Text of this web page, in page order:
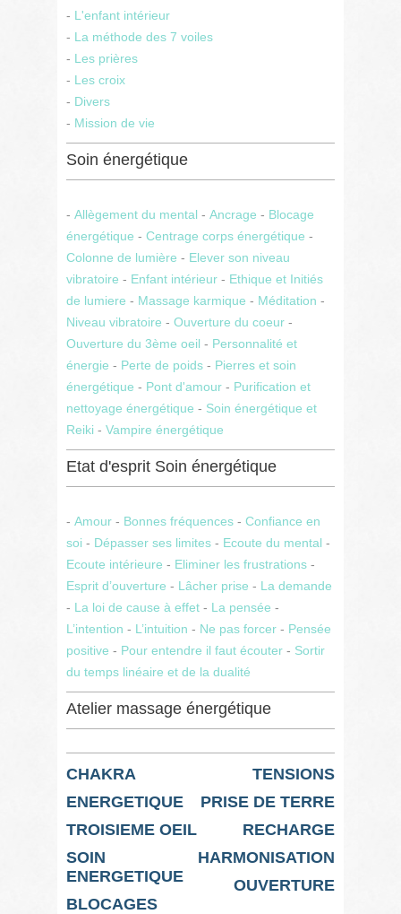
- L'enfant intérieur
- La méthode des 7 voiles
- Les prières
- Les croix
- Divers
- Mission de vie
Soin énergétique
- Allègement du mental - Ancrage - Blocage
énergétique - Centrage corps énergétique -
Colonne de lumière - Elever son niveau
vibratoire - Enfant intérieur - Ethique et Initiés
de lumiere - Massage karmique - Méditation -
Niveau vibratoire - Ouverture du coeur -
Ouverture du 3ème oeil - Personnalité et
énergie - Perte de poids - Pierres et soin
énergétique - Pont d'amour - Purification et
nettoyage énergétique - Soin énergétique et
Reiki - Vampire énergétique
Etat d'esprit Soin énergétique
- Amour - Bonnes fréquences - Confiance en
soi - Dépasser ses limites - Ecoute du mental -
Ecoute intérieure - Eliminer les frustrations -
Esprit d’ouverture - Lâcher prise - La demande
- La loi de cause à effet - La pensée -
L’intention - L’intuition - Ne pas forcer - Pensée
positive - Pour entendre il faut écouter - Sortir
du temps linéaire et de la dualité
Atelier massage énergétique
CHAKRA
ENERGETIQUE
TROISIEME OEIL
SOIN
ENERGETIQUE
BLOCAGES
TENSIONS
PRISE DE TERRE
RECHARGE
HARMONISATION
OUVERTURE